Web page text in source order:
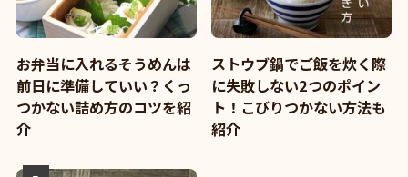
お弁当に入れるそうめんは
前日に準備していい？くっ
つかない詰め方のコツを紹
介
ストウブ鍋でご飯を炊く際
に失敗しない2つのポイン
ト！こびりつかない方法も
紹介